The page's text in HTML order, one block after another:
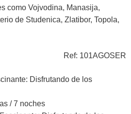
como Vojvodina, Manasija,
de Studenica, Zlatibor, Topola,
Ref: 101AGOSER
/ 7 noches